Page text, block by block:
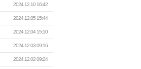
2024.12.10 16:42
2024.12.05 15:44
2024.12.04 15:10
2024.12.03 09:16
2024.12.02 09:24